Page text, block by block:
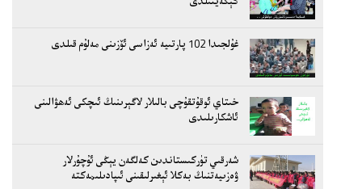
غۇلجىدا 102 پارتىيە ئەزاسى ئۆزىنى مەلۇم قىلدى
خىتاي ئوقۇتقۇچى بالىلار لاگېرىنىڭ ئىچكى ئەھۋالىنى
ئاشكارىلىدى
شەرقىي تۈركىستاندىن كەلگەن يېڭى ئۇچۇرلار
ۋەزىيەتنىڭ بەكلا ئېغىرلىقىنى ئىپادىلىمەكتە